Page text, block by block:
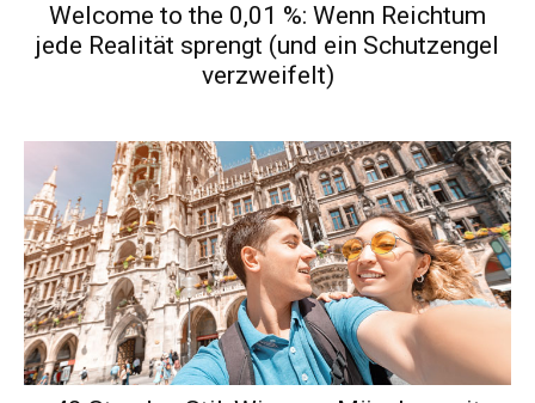
Welcome to the 0,01 %: Wenn Reichtum
jede Realität sprengt (und ein Schutzengel
verzweifelt)